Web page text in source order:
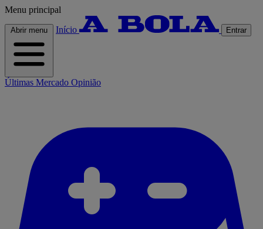
Menu principal
Abrir menu Início Entrar
Últimas Mercado Opinião